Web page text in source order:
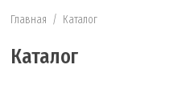
Главная / Каталог
Каталог